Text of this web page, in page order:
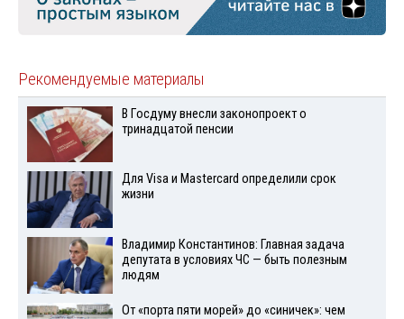
Рекомендуемые материалы
В Госдуму внесли законопроект о
тринадцатой пенсии
Для Visа и Mastercard определили срок
жизни
Владимир Константинов: Главная задача
депутата в условиях ЧС — быть полезным
людям
От «порта пяти морей» до «синичек»: чем